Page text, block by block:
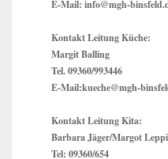
E-Mail: info@mgh-
Kontakt Leitung Küche:
Margit Balling
Tel. 09360/993446
E-Mail:kueche@mgh-
Kontakt Leitung Kita:
Barbara Jäger/Margot
Tel: 09360/654